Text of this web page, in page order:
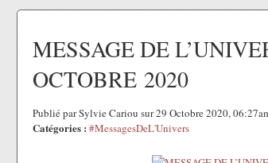
MESSAGE DE
OCTOBRE 2020
Publié par Sylvie Cariou sur 29 Octobre 2020,
Catégories : #MessagesDeL'Univers